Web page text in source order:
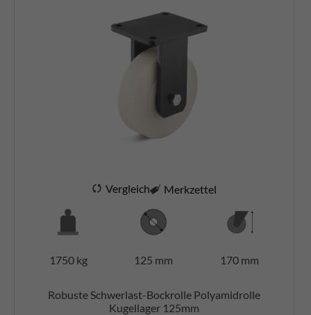
Vergleich Merkzettel
1750 kg 125 mm 170 mm
Robuste Schwerlast-Bockrolle Polyamidrolle
Kugellager 125mm